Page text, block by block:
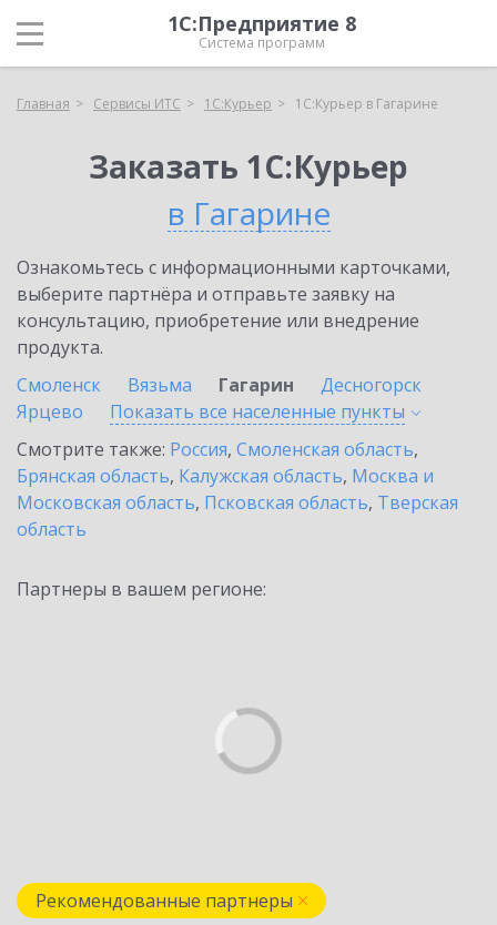
1С:Предприятие 8
Система программ
Главная Сервисы ИТС 1С:Курьер 1С:Курьер в Гагарине
Заказать 1С:Курьер
в Гагарине
Ознакомьтесь с информационными карточками,
выберите партнёра и отправьте заявку на
консультацию, приобретение или внедрение
продукта.
Смоленск
Вязьма Гагарин
Десногорск
Ярцево
Показать все населенные пункты
Смотрите также: Россия, Смоленская область,
Брянская область, Калужская область, Москва и
Московская область, Псковская область, Тверская
область
Партнеры в вашем регионе:
Рекомендованные партнеры